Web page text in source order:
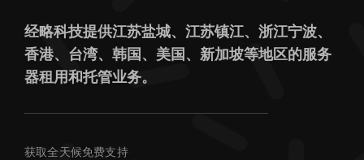
经略科技提供江苏盐城、江苏镇江、浙江宁波、
香港、台湾、韩国、美国、新加坡等地区的服务
器租用和托管业务。
获取全天候免费支持